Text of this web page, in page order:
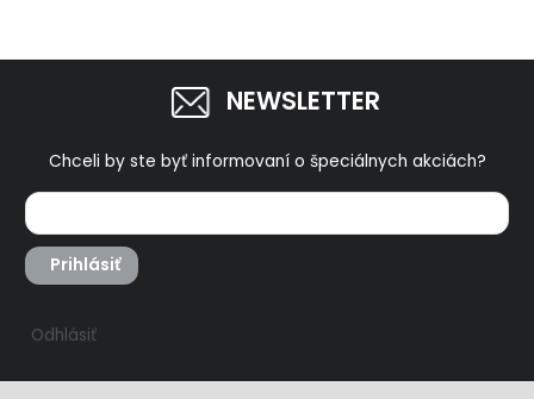
NEWSLETTER
Chceli by ste byť informovaní o špeciálnych akciách?
Prihlásiť
Odhlásiť